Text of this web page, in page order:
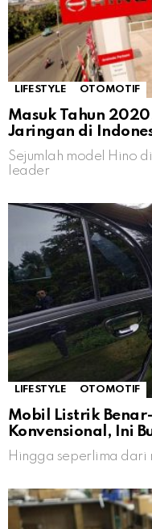
LIFESTYLE OTOMOTIF
Masuk Tahun
Jaringan di
Sejumlah model Hino
leader
LIFESTYLE OTOMOTIF
Mobil Listrik
Konvensional, Ini
Hingga seperlima dari